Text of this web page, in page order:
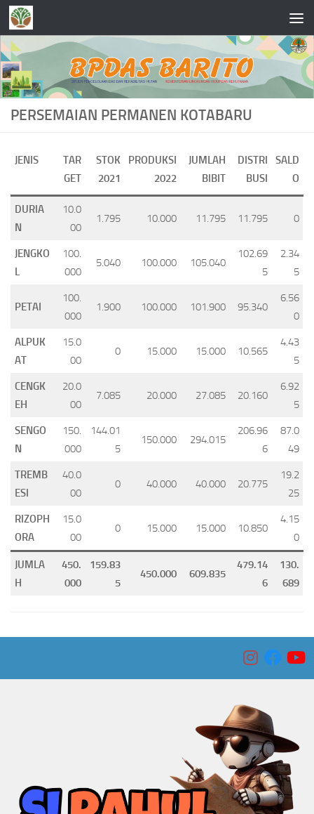
Skip to content
PERSEMAIAN PERMANEN KOTABARU
JENIS
TAR
GET
STOK
2021
PRODUKSI
2022
JUMLAH
BIBIT
DISTRI
BUSI
SALD
O
DURIA
N
10.0
00
1.795 10.000 11.795 11.795 0
JENGKO
L
100.
000
5.040 100.000 105.040
102.69
5
2.34
5
PETAI
100.
000
1.900 100.000 101.900 95.340
6.56
0
ALPUK
AT
15.0
00
0 15.000 15.000 10.565
4.43
5
CENGK
EH
20.0
00
7.085 20.000 27.085 20.160
6.92
5
SENGO
N
150.
000
144.01
5
150.000 294.015
206.96
6
87.0
49
TREMB
ESI
40.0
00
0 40.000 40.000 20.775
19.2
25
RIZOPH
ORA
15.0
00
0 15.000 15.000 10.850
4.15
0
JUMLA
H
450.
000
159.83
5
450.000 609.835
479.14
6
130.
689